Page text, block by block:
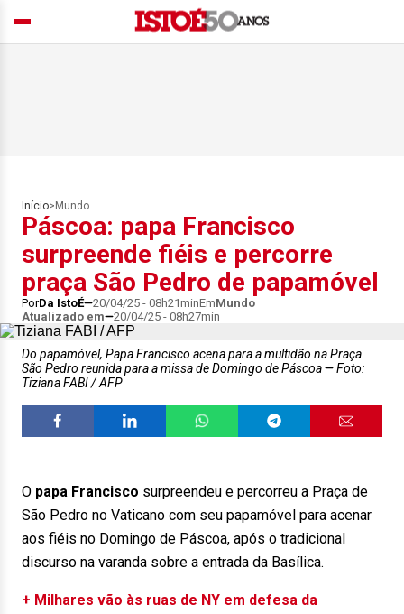
Início> Mundo
Páscoa: papa Francisco
surpreende fiéis e percorre
praça São Pedro de papamóvel
PorDa IstoÉ 20/04/25 - 08h21minEmMundo
Atualizado em
20/04/25 - 08h27min
Do papamóvel, Papa Francisco acena para a multidão na Praça
São Pedro reunida para a missa de Domingo de Páscoa
Foto:
Tiziana FABI / AFP
O papa Francisco surpreendeu e percorreu a Praça de
São Pedro no Vaticano com seu papamóvel para acenar
aos fiéis no Domingo de Páscoa, após o tradicional
discurso na varanda sobre a entrada da Basílica.
+ Milhares vão às ruas de NY em defesa da